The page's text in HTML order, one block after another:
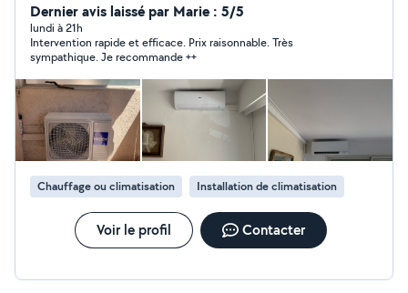
une intervention rapide et des tarifs transparents.
Réactivité Qualité Professionnalisme Satisfaction client
BS Clim, la fraîcheur en toute confiance.
Dernier avis laissé par Marie : 5/5
lundi à 21h
Intervention rapide et efficace. Prix raisonnable. Très
sympathique. Je recommande ++
Chauffage ou climatisation Installation de climatisation
Voir le profil Contacter